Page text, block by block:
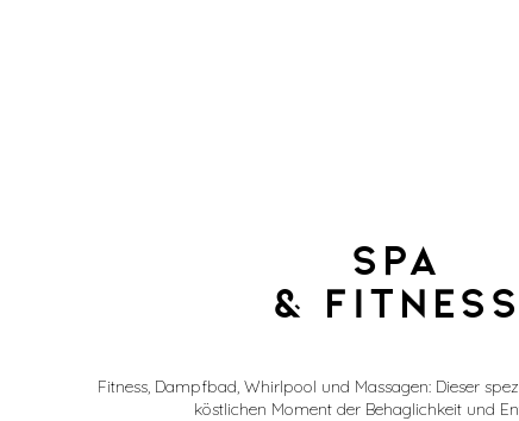
SPA
& FITNESS
Fitness, Dampfbad, Whirlpool und Massagen: Dieser
köstlichen Moment der Behaglichkeit und